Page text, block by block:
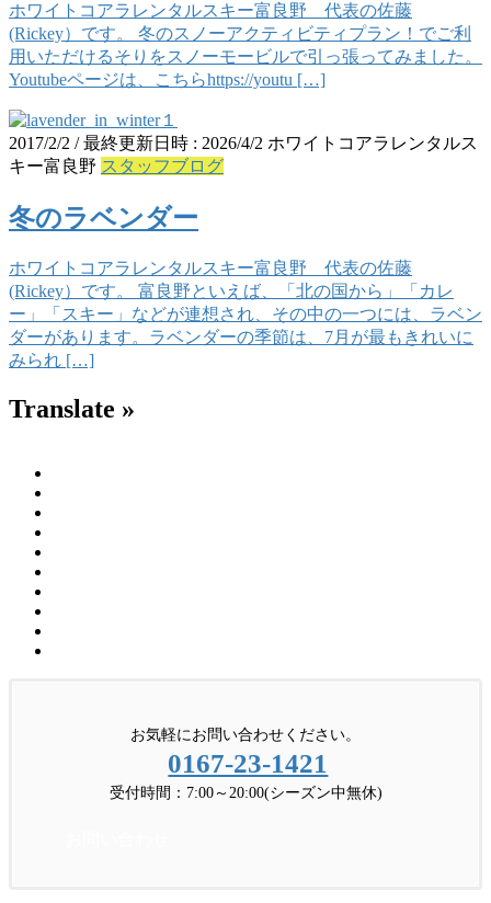
ホワイトコアラレンタルスキー富良野 代表の佐藤
(Rickey）です。 冬のスノーアクティビティプラン！でご利
用いただけるそりをスノーモービルで引っ張ってみました。
Youtubeページは、こちらhttps://youtu […]
2017/2/2 / 最終更新日時 : 2026/4/2 ホワイトコアラレンタルス
キー富良野 スタッフブログ
冬のラベンダー
ホワイトコアラレンタルスキー富良野 代表の佐藤
(Rickey）です。 富良野といえば、「北の国から」「カレ
ー」「スキー」などが連想され、その中の一つには、ラベン
ダーがあります。ラベンダーの季節は、7月が最もきれいに
みられ […]
Translate »
お気軽にお問い合わせください。
0167-23-1421
受付時間：7:00～20:00(シーズン中無休)